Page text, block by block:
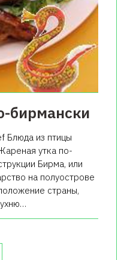
бирмански
Блюда из птицы
утка по-
Бирма, или
на полуострове
страны,